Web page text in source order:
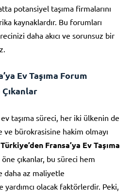
potansiyel taşıma firmalarını
kaynaklardır. Bu forumları
daha akıcı ve sorunsuz bir
Ev Taşıma Forum
ev taşıma süreci, her iki ülkenin de
bürokrasisine hakim olmayı
Türkiye’den Fransa’ya Ev Taşıma
çıkanlar, bu süreci hem
daha az maliyetle
olacak faktörlerdir. Peki,